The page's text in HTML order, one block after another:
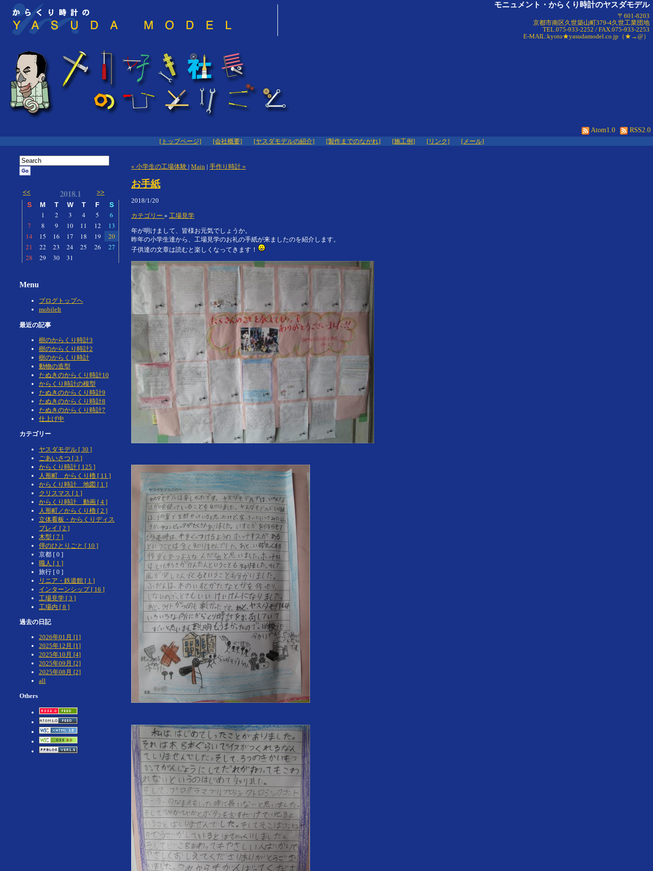
モニュメント・からくり時計のヤスダモデル
〒601-8203
京都市南区久世築山町379-4久世工業団地
TEL.075-933-2252 / FAX.075-933-2253
E-MAIL:kyoto★yasudamodel.co.jp（★→@）
RSS2.0
Atom1.0
[トップページ]
[会社概要] [ヤスダモデルの紹介] [製作までのながれ] [施工例] [リンク] [メール]
« 小学生の工場体験 | Main | 手作り時計 »
お手紙
2018/1/20
カテゴリー » 工場見学
年が明けまして、皆様お元気でしょうか。
昨年の小学生達から、工場見学のお礼の手紙が来ましたのを紹介します。
子供達の文章は読むと楽しくなってきます！
<< 2018.1 >>
S M T W T F S
1 2 3 4 5
6
7
8 9 10 11 12
13
14
15 16 17 18 19
20
21
22 23 24 25 26
27
28
29 30 31
Menu
ブログトップヘ
mobileIt
最近の記事
樹のからくり時計3
樹のからくり時計2
樹のからくり時計
動物の造型
たぬきのからくり時計10
からくり時計の模型
たぬきのからくり時計9
たぬきのからくり時計8
たぬきのからくり時計7
仕上げ中
カテゴリー
ヤスダモデル [ 30 ]
ごあいさつ [ 3 ]
からくり時計 [ 125 ]
人形町 からくり櫓 [ 11 ]
からくり時計 地図 [ 1 ]
クリスマス [ 1 ]
からくり時計 動画 [ 4 ]
人形町／からくり櫓 [ 2 ]
立体看板・からくりディス
プレイ [ 2 ]
木型 [ 7 ]
倅のひとりごと [ 10 ]
京都 [ 0 ]
職人 [ 1 ]
旅行 [ 0 ]
リニア・鉄道館 [ 1 ]
インターンシップ [ 16 ]
工場見学 [ 3 ]
工場内 [ 8 ]
過去の日記
2026年01月 [1]
2025年12月 [1]
2025年10月 [4]
2025年09月 [2]
2025年08月 [2]
all
Others